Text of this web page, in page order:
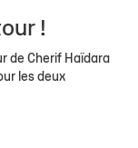
!
de Cherif Haïdara
les deux